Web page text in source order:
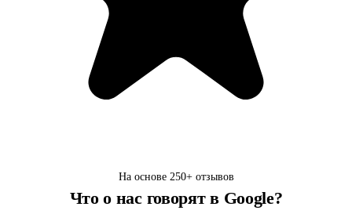
На основе 250+ отзывов
Что о нас говорят в Google?